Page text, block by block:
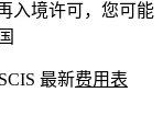
入境许可，您可能
最新费用表